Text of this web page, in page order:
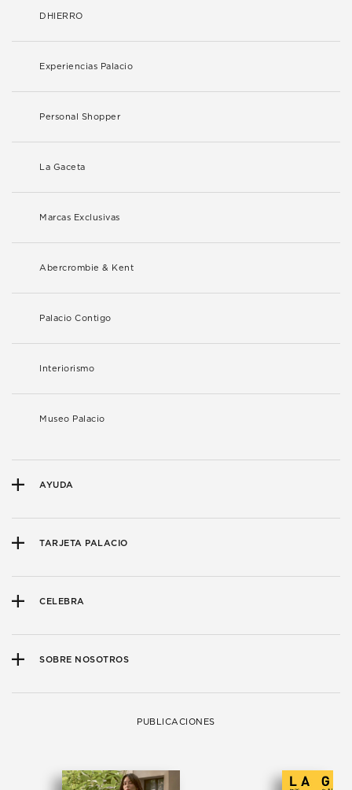
DHIERRO
Experiencias Palacio
Personal Shopper
La Gaceta
Marcas Exclusivas
Abercrombie & Kent
Palacio Contigo
Interiorismo
Museo Palacio
AYUDA
TARJETA PALACIO
CELEBRA
SOBRE NOSOTROS
PUBLICACIONES